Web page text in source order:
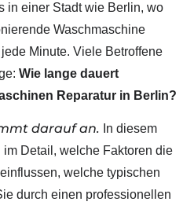
in einer Stadt wie Berlin, wo
Waschmaschine
Minute. Viele Betroffene
Wie lange dauert
Reparatur in Berlin?
darauf an. In diesem
Detail, welche Faktoren die
welche typischen
durch einen professionellen